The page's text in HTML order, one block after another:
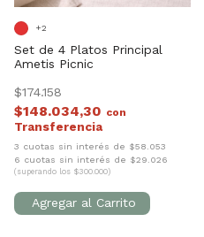
Set de 4 Platos Principal
Ametis Picnic
$174.158
$148.034,30 con
3 cuotas sin interés de $58.053
6 cuotas sin interés de $29.026
(superando los $300.000)
+2